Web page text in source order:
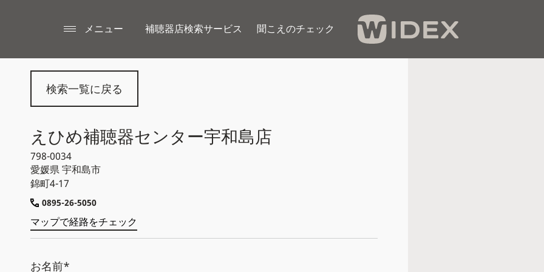
メニュー 補聴器店検索サービス 聞こえのチェック​
検索一覧に戻る
えひめ補聴器センター宇和島店
798-0034
愛媛県宇和島市
錦町4-17
0895-26-5050
マップで経路をチェック
お名前*